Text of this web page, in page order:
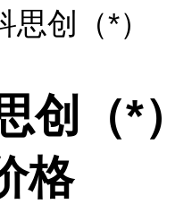
创（*）
创（*）
格